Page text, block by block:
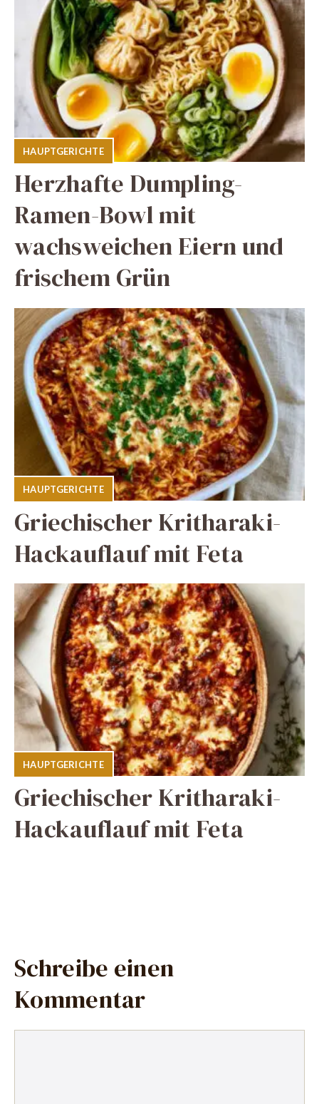
HAUPTGERICHTE
Herzhafte Dumpling-
Ramen-Bowl mit
wachsweichen Eiern und
frischem Grün
HAUPTGERICHTE
Griechischer Kritharaki-
Hackauflauf mit Feta
HAUPTGERICHTE
Griechischer Kritharaki-
Hackauflauf mit Feta
Schreibe einen
Kommentar